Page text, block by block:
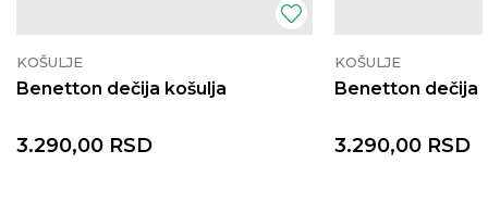
KOŠULJE
Benetton dečija košulja
3.290,00 RSD
KOŠULJE
Benetton dečija
3.290,00 RSD